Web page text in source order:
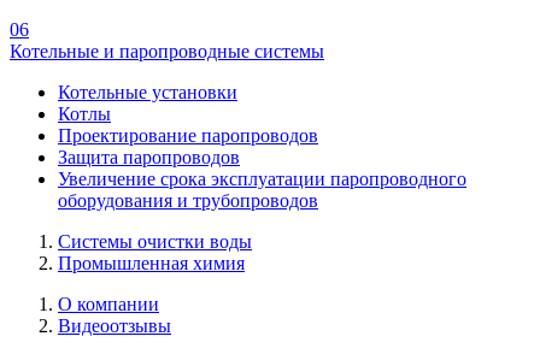
06
Котельные и паропроводные системы
Котельные установки
Котлы
Проектирование паропроводов
Защита паропроводов
Увеличение срока эксплуатации паропроводного
оборудования и трубопроводов
Системы очистки воды
Промышленная химия
О компании
Видеоотзывы